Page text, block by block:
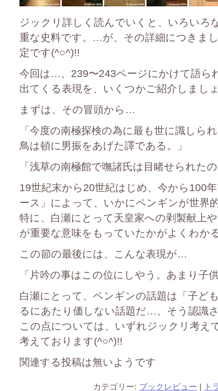
ジックリ詳しく読んでいくと、いろいろ
重な史料です。…が、その詳細につきま
定です(^○^)!!
今回は…、239〜243ページにかけて語ら
出てくる表現を、いくつかご紹介しまし
まずは、その冒頭から…
「今度の南極探検の為に最も世に識しら
鳥は頓に男振をあげた譯である。」
「浅草の南極館で嘸諸氏は目睹せられた
19世紀末から20世紀はじめ、今から100
ース」によって、いかにペンギンが世界
特に、白瀬にとって天皇家への剥製献上
が重要な意味をもっていたかがよくわか
この節の最後には、こんな表現が…
「片吟の事はこの位にしやう。あまり子
白瀬にとって、ペンギンの話題は「子ど
るにあたり価しない話題だ…、そう認識
この点については、いずれジックリ考え
考えております(^○^)!!
関連する投稿は無いようです
カテゴリー: ブックレビュー | ト